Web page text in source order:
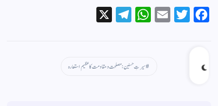
Fa
ce
bo
T
wi
E
m
W
ha
A
pp
Te
le
a
سیرتِ حسنین : مصلحت و مقاومت کا عظیم استعارہ